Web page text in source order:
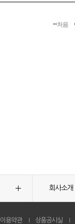
처음
회사소개
이용약관 상품공시실